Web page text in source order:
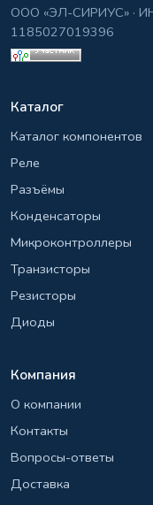
ООО «ЭЛ-СИРИУС» ·
1185027019396
Каталог
Каталог компонентов
Реле
Разъёмы
Конденсаторы
Микроконтроллеры
Транзисторы
Резисторы
Диоды
Компания
О компании
Контакты
Вопросы-ответы
Доставка